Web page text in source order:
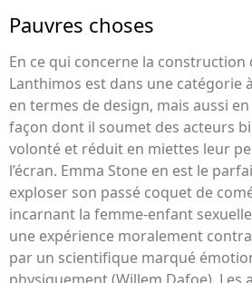
Pauvres choses
En ce qui concerne la construction
Lanthimos est dans une catégorie
en termes de design, mais aussi
façon dont il soumet des acteurs
volonté et réduit en miettes leur
l’écran. Emma Stone en est le
exploser son passé coquet de
incarnant la femme-enfant
une expérience moralement
par un scientifique marqué
physiquement (Willem Dafoe). Les